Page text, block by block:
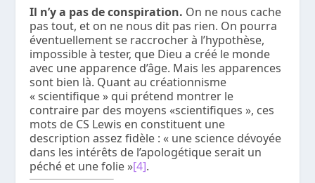
Il n’y a pas de conspiration. On ne nous cache
pas tout, et on ne nous dit pas rien. On pourra
éventuellement se raccrocher à l’hypothèse,
impossible à tester, que Dieu a créé le monde
avec uneapparence d’âge. Mais les apparences
sont bien là. Quant au créationnisme
« scientifique » qui prétend montrer le
contraire par des moyens «scientifiques », ces
mots de CS Lewis en constituent une
description assez fidèle : « une science dévoyée
dans les intérêts de l’apologétique serait un
péché et une folie »[4].